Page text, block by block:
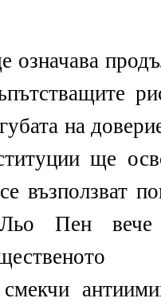
на
ще
възползват
Пен вече